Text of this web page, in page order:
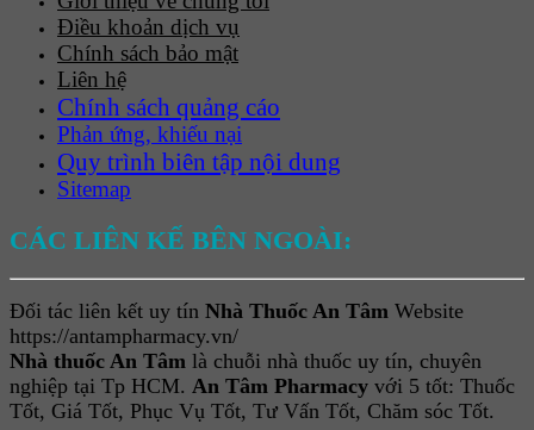
Điều khoản dịch vụ
Chính sách bảo mật
Liên hệ
Chính sách quảng cáo
Phản ứng, khiếu nại
Quy trình biên tập nội dung
Sitemap
CÁC LIÊN KẾ BÊN NGOÀI:
Đối tác liên kết uy tín Nhà Thuốc An Tâm Website
https://antampharmacy.vn/
Nhà thuốc An Tâm là chuỗi nhà thuốc uy tín, chuyên
nghiệp tại Tp HCM. An Tâm Pharmacy với 5 tốt: Thuốc
Tốt, Giá Tốt, Phục Vụ Tốt, Tư Vấn Tốt, Chăm sóc Tốt.